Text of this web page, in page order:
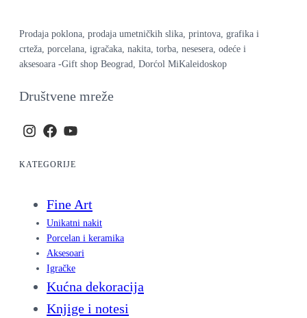
Prodaja poklona, prodaja umetničkih slika, printova, grafika i
crteža, porcelana, igračaka, nakita, torba, nesesera, odeće i
aksesoara -Gift shop Beograd, Dorćol MiKaleidoskop
Društvene mreže
KATEGORIJE
Fine Art
Unikatni nakit
Porcelan i keramika
Aksesoari
Igračke
Kućna dekoracija
Knjige i notesi